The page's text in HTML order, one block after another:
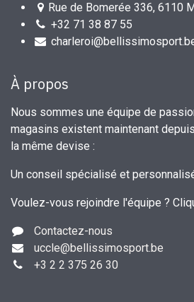
Rue de Bomerée 336, 6110
+32 71 38 87 55
À propos
Nous sommes une équipe de
magasins existent maintenant
la même devise :
Un conseil spécialisé et
Voulez-vous rejoindre l'équipe ?
Contactez-nous
uccle@bellissimosport.be
+3 2 2 375 26 30